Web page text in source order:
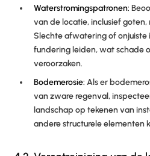
Waterstromingspatronen:
van de locatie, inclusief
Slechte afwatering of
fundering leiden, wat schade
veroorzaken.
Bodemerosie: Als er
van zware regenval,
landschap op tekenen van
andere structurele elementen